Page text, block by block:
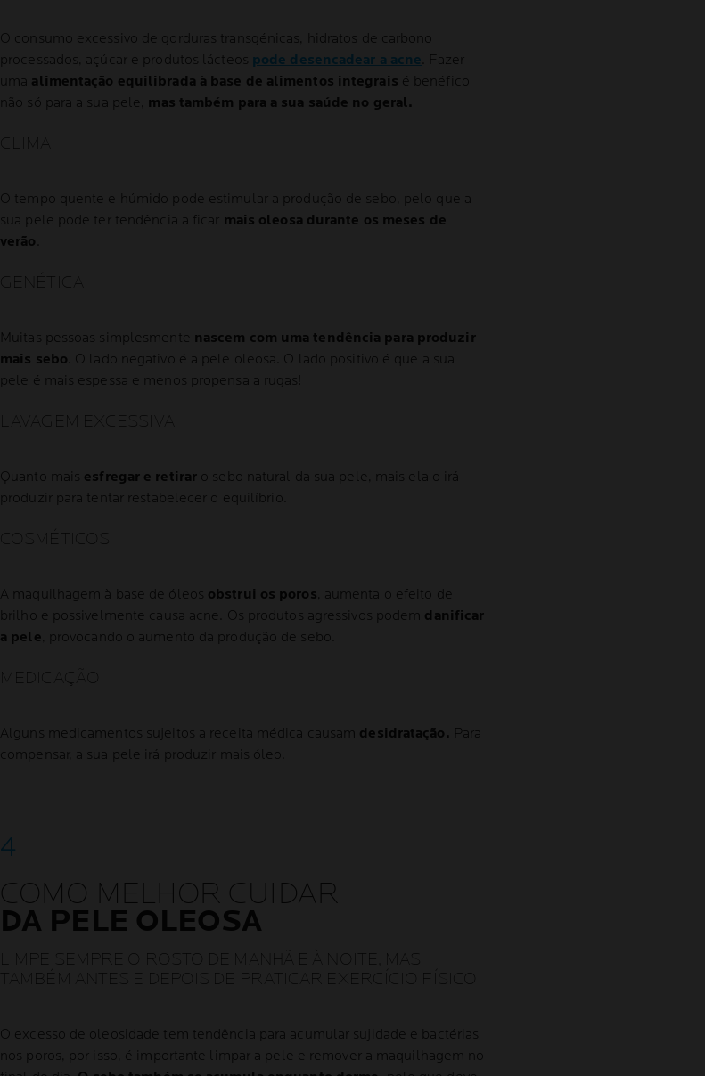
O consumo excessivo de gorduras transgénicas, hidratos de carbono
processados, açúcar e produtos lácteos pode desencadear a acne . Fazer
uma alimentação equilibrada à base de alimentos integrais é benéfico
não só para a sua pele, mas também para a sua saúde no geral.
CLIMA
O tempo quente e húmido pode estimular a produção de sebo, pelo que a
sua pele pode ter tendência a ficar mais oleosa durante os meses de
verão
GENÉTICA
Muitas pessoas simplesmente nascem com uma tendência para produzir
mais sebo . O lado negativo é a pele oleosa. O lado positivo é que a sua
pele é mais espessa e menos propensa a rugas!
LAVAGEM EXCESSIVA
Quanto mais esfregar e retirar o sebo natural da sua pele, mais ela o irá
produzir para tentar restabelecer o equilíbrio.
COSMÉTICOS
A maquilhagem à base de óleos obstrui os poros , aumenta o efeito de
brilho e possivelmente causa acne. Os produtos agressivos podem danificar
a pele , provocando o aumento da produção de sebo.
MEDICAÇÃO
Alguns medicamentos sujeitos a receita médica causam desidratação. Para
compensar, a sua pele irá produzir mais óleo.
COMO MELHOR CUIDAR
DA PELE OLEOSA
LIMPE SEMPRE O ROSTO DE MANHÃ E À NOITE, MAS
TAMBÉM ANTES E DEPOIS DE PRATICAR EXERCÍCIO FÍSICO
O excesso de oleosidade tem tendência para acumular sujidade e bactérias
nos poros, por isso, é importante limpar a pele e remover a maquilhagem no